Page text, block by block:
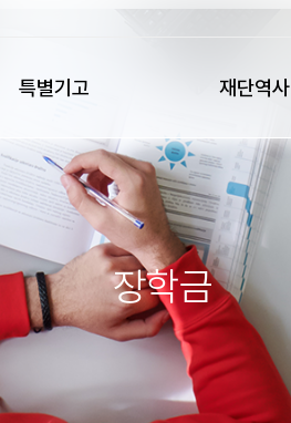
특별기고 재단역사
장학금